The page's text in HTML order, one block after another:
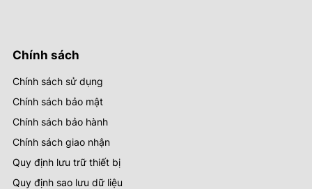
Chính sách
Chính sách sử dụng
Chính sách bảo mật
Chính sách bảo hành
Chính sách giao nhận
Quy định lưu trữ thiết bị
Quy định sao lưu dữ liệu